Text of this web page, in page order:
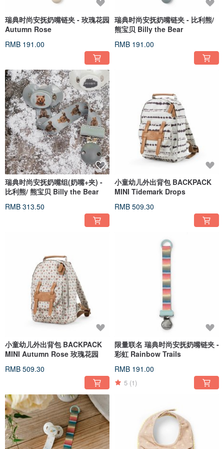
瑞典时尚安抚奶嘴链夹 - 玫瑰花园
Autumn Rose
RMB 191.00
瑞典时尚安抚奶嘴链夹 - 比利熊/
熊宝贝 Billy the Bear
RMB 191.00
瑞典时尚安抚奶嘴组(奶嘴+夹) -
比利熊/ 熊宝贝 Billy the Bear
RMB 313.50
小童幼儿外出背包 BACKPACK
MINI Tidemark Drops
RMB 509.30
小童幼儿外出背包 BACKPACK
MINI Autumn Rose 玫瑰花园
RMB 509.30
限量联名 瑞典时尚安抚奶嘴链夹 -
彩虹 Rainbow Trails
RMB 191.00
5 (1)